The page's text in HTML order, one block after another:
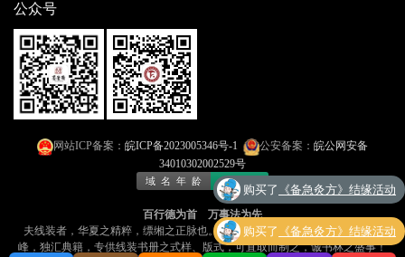
公众号
网站ICP备案： 皖ICP备2023005346号-1 公安备案： 皖公网安备
34010302002529号
百行德为首 万事法为先
夫线装者，华夏之精粹，缥缃之正脉也​​。今有「线装书文库」者，乃​​网海孤
峰，独汇典籍​​，专供线装书册之式样、版式，可​​直取而制之​​，诚书林之盛事！
购买了 《备急灸方》结缘活动
购买了 《备急灸方》结缘活动